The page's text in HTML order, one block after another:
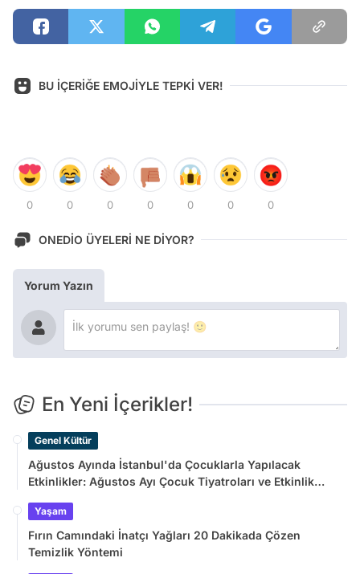
BU İÇERİĞE EMOJİYLE TEPKİ VER!
0 0 0 0 0 0 0
ONEDİO ÜYELERİ NE DİYOR?
Yorum Yazın
En Yeni İçerikler!
Genel Kültür
Ağustos Ayında İstanbul'da Çocuklarla Yapılacak
Etkinlikler: Ağustos Ayı Çocuk Tiyatroları ve Etkinlik
Yaşam
Fırın Camındaki İnatçı Yağları 20 Dakikada Çözen
Temizlik Yöntemi